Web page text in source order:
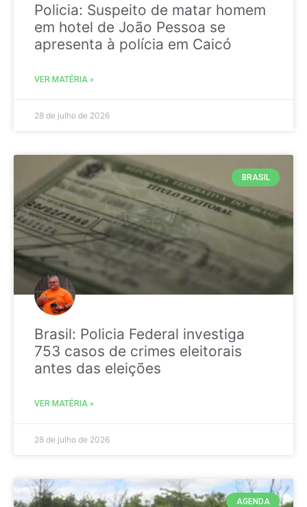
Policia: Suspeito de matar homem
em hotel de João Pessoa se
apresenta à polícia em Caicó
VER MATÉRIA »
28 de julho de 2026
BRASIL
Brasil: Policia Federal investiga
753 casos de crimes eleitorais
antes das eleições
VER MATÉRIA »
28 de julho de 2026
AGENDA